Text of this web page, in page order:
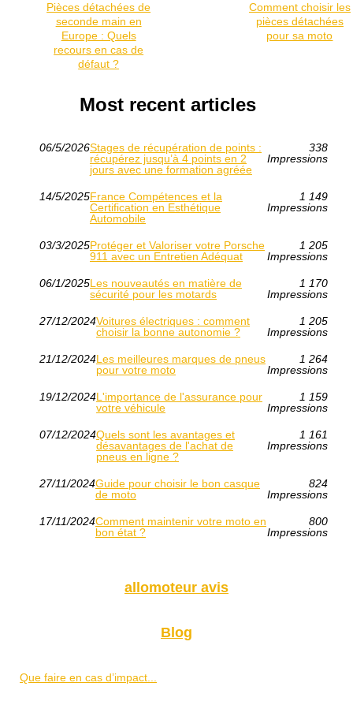
Pièces détachées de
seconde main en
Europe : Quels
recours en cas de
défaut ?
Comment choisir les
pièces détachées
pour sa moto
Most recent articles
06/5/2026Stages de récupération de points :
récupérez jusqu’à 4 points en 2
jours avec une formation agréée
338
Impressions
14/5/2025France Compétences et la
Certification en Esthétique
Automobile
1 149
Impressions
03/3/2025Protéger et Valoriser votre Porsche
911 avec un Entretien Adéquat
1 205
Impressions
06/1/2025Les nouveautés en matière de
sécurité pour les motards
1 170
Impressions
27/12/2024Voitures électriques : comment
choisir la bonne autonomie ?
1 205
Impressions
21/12/2024Les meilleures marques de pneus
pour votre moto
1 264
Impressions
19/12/2024L'importance de l'assurance pour
votre véhicule
1 159
Impressions
07/12/2024Quels sont les avantages et
désavantages de l'achat de
pneus en ligne ?
1 161
Impressions
27/11/2024Guide pour choisir le bon casque
de moto
824
Impressions
17/11/2024Comment maintenir votre moto en
bon état ?
800
Impressions
allomoteur avis
Blog
Que faire en cas d’impact...